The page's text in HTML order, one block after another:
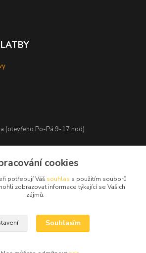
(otevřeno Po-Pá 9-17 hod)
cookies
potřebují Váš souhlas s použitím souborů
zobrazovat informace týkající se Vašich
zájmů.
Souhlasím